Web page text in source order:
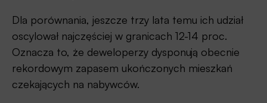
Dla porównania, jeszcze trzy lata temu ich udział
oscylował najczęściej w granicach 12-14 proc.
Oznacza to, że deweloperzy dysponują obecnie
rekordowym zapasem ukończonych mieszkań
czekających na nabywców.